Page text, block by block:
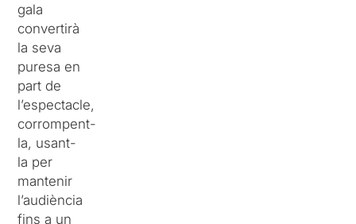
gala
convertirà
la seva
puresa en
part de
l’espectacle,
corrompent-
la, usant-
la per
mantenir
l’audiència
fins a un